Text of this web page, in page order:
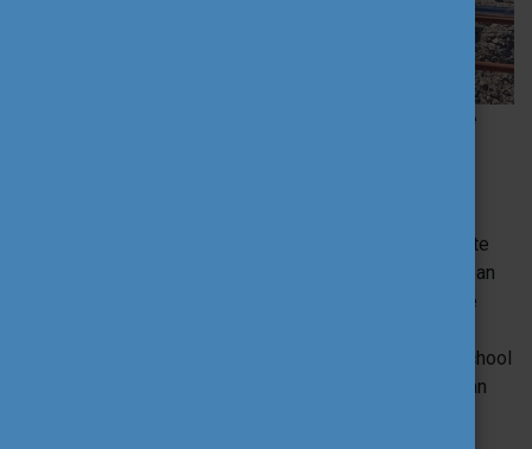
Barcelona nekem való, élettel teli, pörgős város - Guthy Máté története
Remekül érzem magam Barcelonában, több mint két hete
érkeztem. Nem hogy Barcelonában, de Spanyolországban
sem jártam korábban, így pláne izgatottan vártam az ide
Egyetemen tanulok formatervezést, és itt az Elisava School
of Design and Engineering Product Design programjában